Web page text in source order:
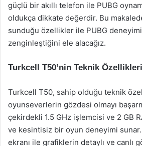
güçlü bir akıllı telefon ile PUBG
oldukça dikkate değerdir. Bu
sunduğu özellikler ile PUBG
zenginleştiğini ele alacağız.
Turkcell T50’nin Teknik Özellikleri
Turkcell T50, sahip olduğu teknik
oyunseverlerin gözdesi olmayı
çekirdekli 1.5 GHz işlemcisi ve 2 GB
ve kesintisiz bir oyun deneyimi sunar.
ekranı ile grafiklerin detaylı ve canlı